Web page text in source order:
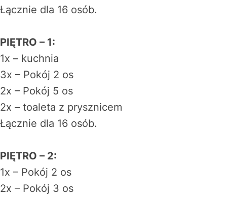
Łącznie dla 16 osób.
PIĘTRO – 1:
1x – kuchnia
3x – Pokój 2 os
2x – Pokój 5 os
2x – toaleta z prysznicem
Łącznie dla 16 osób.
PIĘTRO – 2:
1x – Pokój 2 os
2x – Pokój 3 os